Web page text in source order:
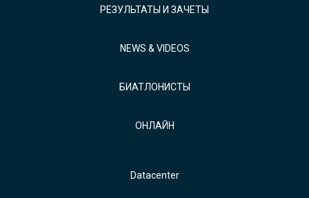
РЕЗУЛЬТАТЫ И ЗАЧЕТЫ
NEWS & VIDEOS
БИАТЛОНИСТЫ
ОНЛАЙН
Datacenter